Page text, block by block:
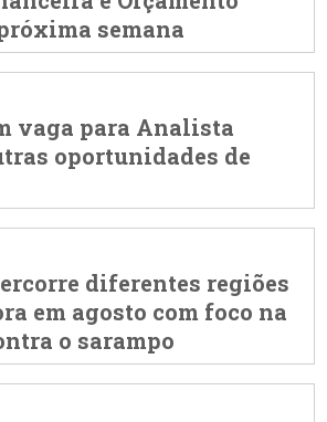
semana
vaga para Analista
oportunidades de
diferentes regiões
em agosto com foco na
o sarampo